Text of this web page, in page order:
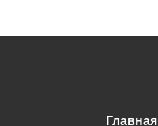
Главная